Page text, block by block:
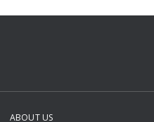
ABOUT US